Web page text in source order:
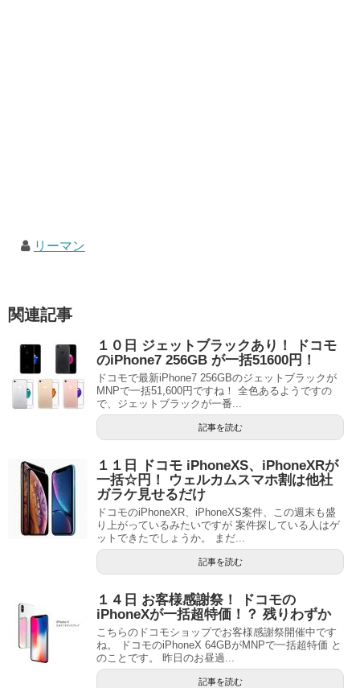
リーマン
関連記事
１０日 ジェットブラックあり！ ドコモ
のiPhone7 256GB が一括51600円！
ドコモで最新iPhone7 256GBのジェットブラックが
MNPで一括51,600円ですね！ 全色あるようですの
で、ジェットブラックが一番...
記事を読む
１１日 ドコモ iPhoneXS、iPhoneXRが
一括☆円！ ウェルカムスマホ割は他社
ガラケ見せるだけ
ドコモのiPhoneXR、iPhoneXS案件、この週末も盛
り上がっているみたいですが 案件探している人はゲ
ットできたでしょうか。 まだ...
記事を読む
１４日 お客様感謝祭！ ドコモの
iPhoneXが一括超特価！？ 残りわずか
こちらのドコモショップでお客様感謝祭開催中です
ね。 ドコモのiPhoneX 64GBがMNPで一括超特価 と
のことです。 昨日のお昼過...
記事を読む